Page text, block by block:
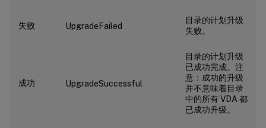
失败 UpgradeFailed
目录的计划升级
失败。
成功 UpgradeSuccessful
目录的计划升级
已成功完成。注
意：成功的升级
并不意味着目录
中的所有 VDA 都
已成功升级。